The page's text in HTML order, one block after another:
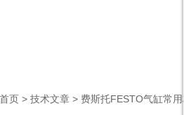
首页 > 技术文章 > 费斯托FESTO气缸常